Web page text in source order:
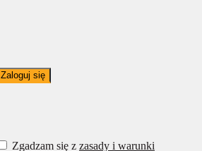
Zaloguj się
Zgadzam się z zasady i warunki